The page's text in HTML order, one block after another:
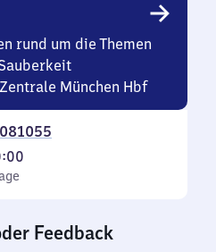
rund um die Themen
München Hbf
Feedback